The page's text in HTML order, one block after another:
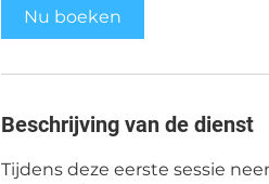
Nu boeken
Beschrijving van de dienst
Tijdens deze eerste sessie